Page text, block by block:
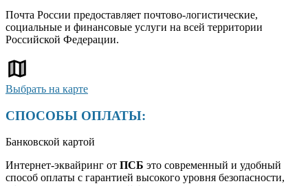
Почта России предоставляет почтово-логистические,
социальные и финансовые услуги на всей территории
Российской Федерации.
Выбрать на карте
СПОСОБЫ ОПЛАТЫ:
Банковской картой
Интернет-эквайринг от ПСБ это современный и удобный
способ оплаты с гарантией высокого уровня безопасности,